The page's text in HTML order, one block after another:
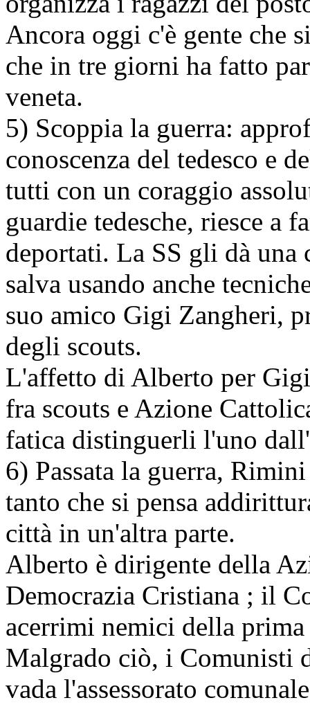
Ancora oggi c'è gente che
che in tre giorni ha fatto
veneta.
5) Scoppia la guerra:
conoscenza del tedesco e
tutti con un coraggio
guardie tedesche, riesce a
deportati. La SS gli dà una
salva usando anche
suo amico Gigi Zangheri,
degli scouts.
L'affetto di Alberto per
fra scouts e Azione
fatica distinguerli l'uno
6) Passata la guerra,
tanto che si pensa
città in un'altra parte.
Alberto è dirigente della
Democrazia Cristiana ; il
acerrimi nemici della prima
Malgrado ciò, i Comunisti
vada l'assessorato